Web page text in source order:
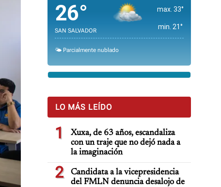
26°
SAN SALVADOR
max. 33°
min. 21°
🌤️ Parcialmente nublado
LO MÁS LEÍDO
1
Xuxa, de 63 años, escandaliza
con un traje que no dejó nada a
la imaginación
2
Candidata a la vicepresidencia
del FMLN denuncia desalojo de